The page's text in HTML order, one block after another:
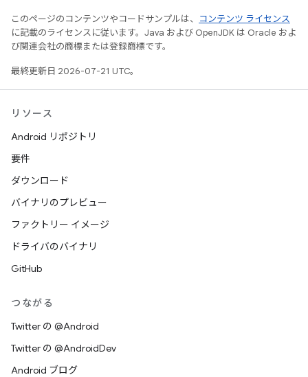
このページのコンテンツやコードサンプルは、
コンテンツ ライセンス
に記載のライセンスに従います。Java および OpenJDK は Oracle およ
び関連会社の商標または登録商標です。
最終更新日 2026-07-21 UTC。
リソース
Android リポジトリ
要件
ダウンロード
バイナリのプレビュー
ファクトリー イメージ
ドライバのバイナリ
GitHub
つながる
Twitter の @Android
Twitter の @AndroidDev
Android ブログ